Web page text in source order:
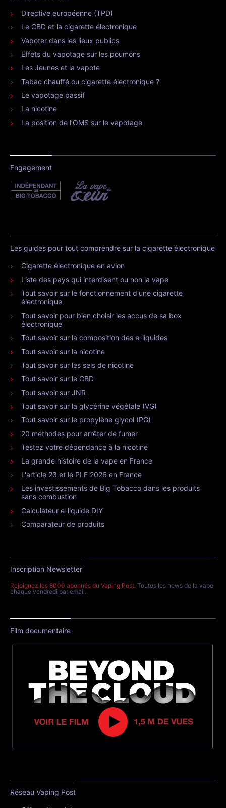
Directive européenne (TPD)
Le CBD et la cigarette électronique
Vapoter dans les lieux publics
Effets du vapotage sur les poumons
Les Jeunes et la vapote
Tabac chauffé ou cigarette électronique ?
Le vapotage passif
La nicotine
La position de l’OMS sur le vapotage
Engagement
Les guides pour tout comprendre sur la cigarette électronique
Cigarette électronique en avion
Liste des pays qui interdisent ou non la vape
Tout savoir sur le fonctionnement d'une cigarette
électronique
Tout savoir pour bien choisir les accus de sa box
électronique
Tout savoir sur la composition des e-liquides
Tout savoir sur la nicotine
Tout savoir sur les sels de nicotine
Tout savoir sur le CBD
Tout savoir sur JNR
Tout savoir sur la glycérine végétale (VG)
Tout savoir sur le propylène glycol (PG)
20 méthodes pour arrêter de fumer
Testez votre dépendance à la nicotine
La grande histoire de la vape en France
L'article 23 et le PLF 2026 en France
Les investissements de Big Tobacco dans les produits
sans combustion
Calculateur e-liquide DIY
Comparateur de produits
Inscription Newsletter
Rejoignez les 8000 abonnés du Vaping Post. Toutes les news de la vape
chaque vendredi par email.
Film documentaire
Réseau Vaping Post